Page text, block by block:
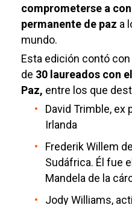
comprometerse a
permanente de paz a
mundo.
Esta edición contó
de 30 laureados con
Paz, entre los que
David Trimble, ex
Irlanda
Frederik Willem
Sudáfrica. Él fue
Mandela de la
Jody Williams,